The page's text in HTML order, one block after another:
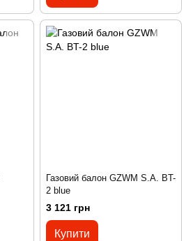
Газовий балон GZWM S.A. BT-
2 blue
3 121 грн
Купити